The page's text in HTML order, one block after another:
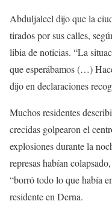
Abduljaleel dijo que la
tirados por sus calles,
libia de noticias. “La
que esperábamos (…)
dijo en declaraciones
Muchos residentes
crecidas golpearon el
explosiones durante la
represas habían
“borró todo lo que había
residente en Derna.